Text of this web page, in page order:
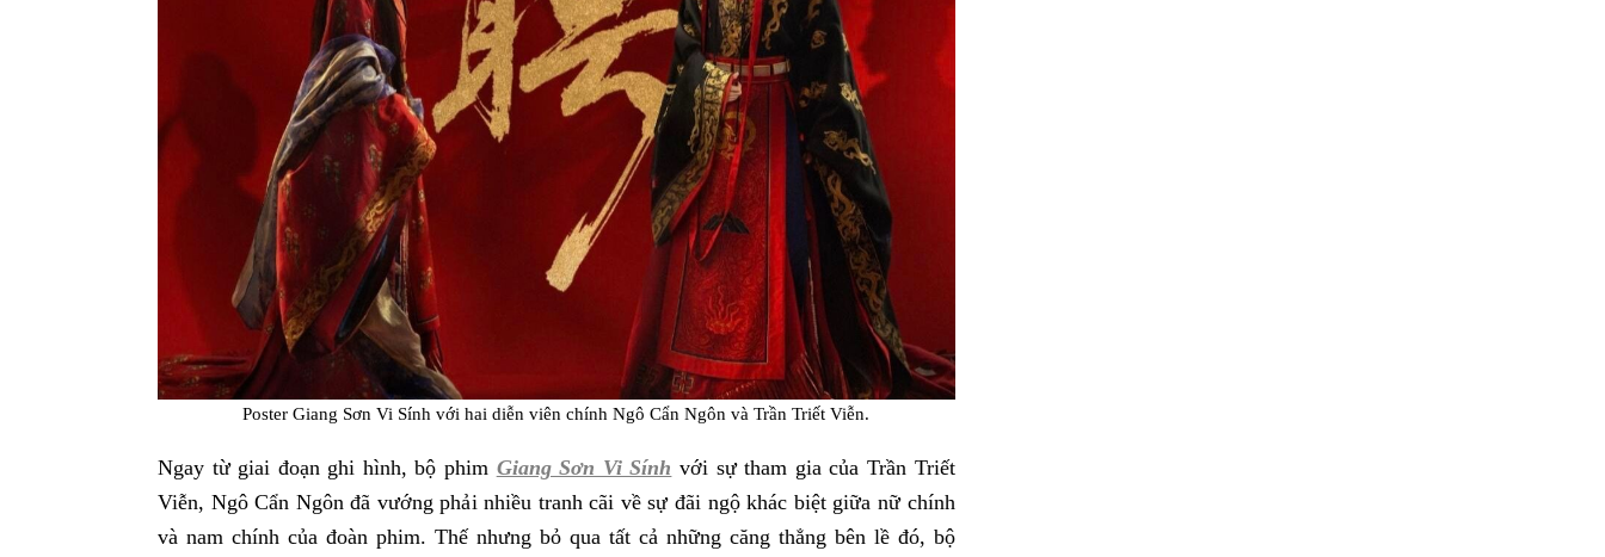
Poster Giang Sơn Vi Sính với hai diễn viên chính Ngô Cẩn Ngôn và Trần Triết Viễn.
Ngay từ giai đoạn ghi hình, bộ phim Giang Sơn Vi Sính với sự tham gia của Trần Triết
Viễn, Ngô Cẩn Ngôn đã vướng phải nhiều tranh cãi về sự đãi ngộ khác biệt giữa nữ chính
và nam chính của đoàn phim. Thế nhưng bỏ qua tất cả những căng thẳng bên lề đó, bộ